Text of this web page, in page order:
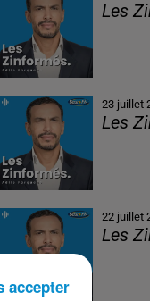
Les
23 juillet
Les
22 juillet
Les
accepter